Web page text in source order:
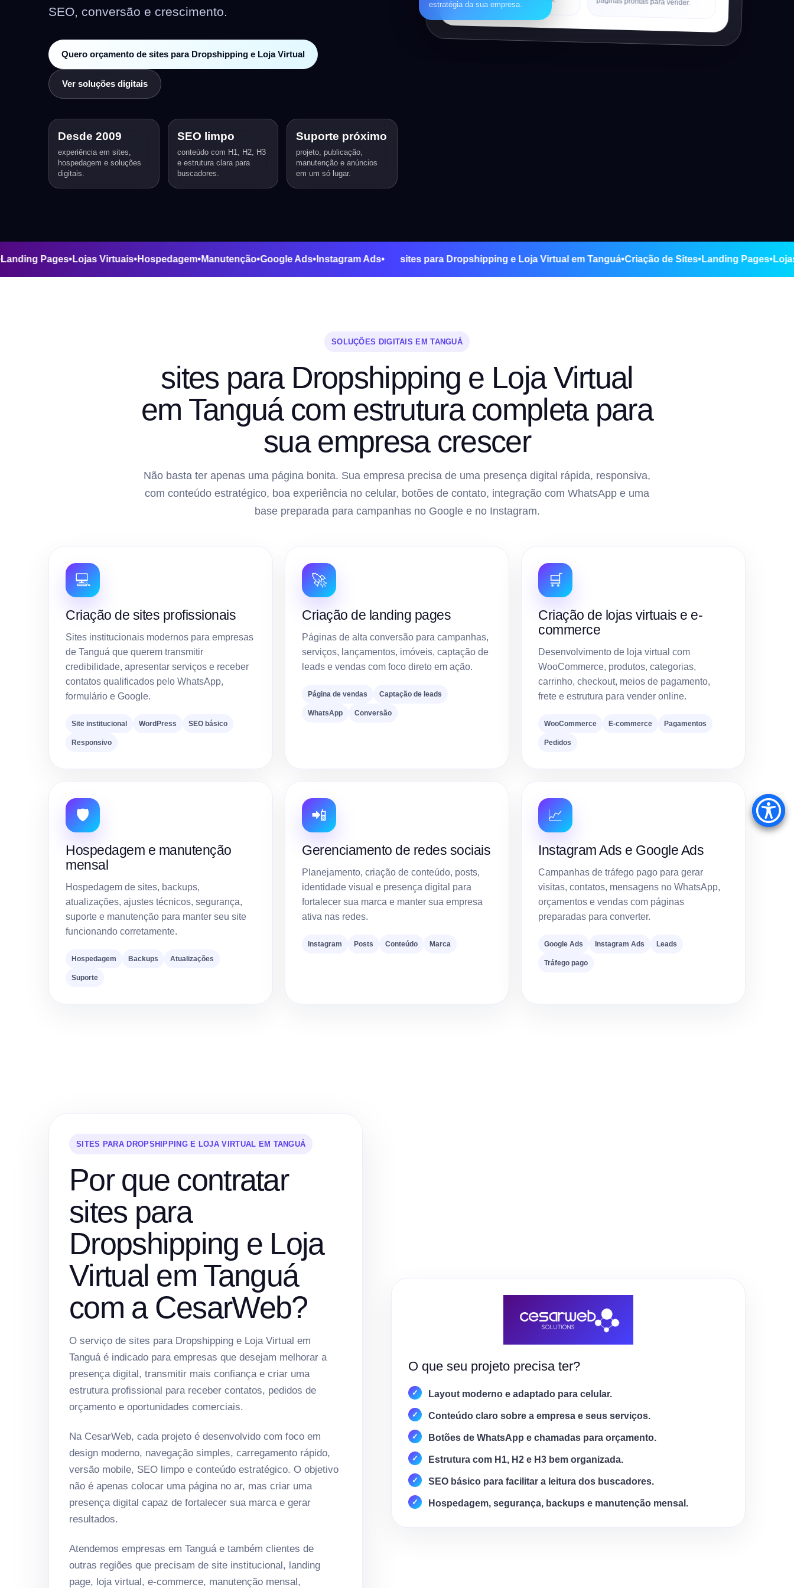
SEO, conversão e crescimento.
Quero orçamento de sites para Dropshipping e Loja Virtual
Ver soluções digitais
Desde 2009
experiência em sites,
hospedagem e soluções
digitais.
SEO limpo
conteúdo com H1, H2, H3
e estrutura clara para
buscadores.
Suporte próximo
projeto, publicação,
manutenção e anúncios
em um só lugar.
estratégia da sua empresa.
Sites•Landing Pages •Lojas Virtuais•Hospedagem•Manutenção •Google Ads•Instagram Ads• sites para Dropshipping e Loja Virtual em Tanguá•Criação de Sites•Landing
SOLUÇÕES DIGITAIS EM TANGUÁ
sites para Dropshipping e Loja Virtual
em Tanguá com estrutura completa para
sua empresa crescer
Não basta ter apenas uma página bonita. Sua empresa precisa de uma presença digital rápida, responsiva,
com conteúdo estratégico, boa experiência no celular, botões de contato, integração com WhatsApp e uma
base preparada para campanhas no Google e no Instagram.
💻
Criação de sites profissionais
Sites institucionais modernos para empresas
de Tanguá que querem transmitir
credibilidade, apresentar serviços e receber
contatos qualificados pelo WhatsApp,
formulário e Google.
Site institucional WordPress SEO básico
Responsivo
🚀
Criação de landing pages
Páginas de alta conversão para campanhas,
serviços, lançamentos, imóveis, captação de
leads e vendas com foco direto em ação.
Página de vendas Captação de leads
WhatsApp Conversão
🛒
Criação de lojas virtuais e e-
commerce
Desenvolvimento de loja virtual com
WooCommerce, produtos, categorias,
carrinho, checkout, meios de pagamento,
frete e estrutura para vender online.
WooCommerce E-commerce Pagamentos
Pedidos
🛡️
Hospedagem e manutenção
mensal
Hospedagem de sites, backups,
atualizações, ajustes técnicos, segurança,
suporte e manutenção para manter seu site
funcionando corretamente.
Hospedagem Backups Atualizações
Suporte
📲
Gerenciamento de redes sociais
Planejamento, criação de conteúdo, posts,
identidade visual e presença digital para
fortalecer sua marca e manter sua empresa
ativa nas redes.
Instagram Posts Conteúdo Marca
📈
Instagram Ads e Google Ads
Campanhas de tráfego pago para gerar
visitas, contatos, mensagens no WhatsApp,
orçamentos e vendas com páginas
preparadas para converter.
Google Ads Instagram Ads Leads
Tráfego pago
SITES PARA DROPSHIPPING E LOJA VIRTUAL EM TANGUÁ
Por que contratar
sites para
Dropshipping e Loja
Virtual em Tanguá
com a CesarWeb?
O serviço de sites para Dropshipping e Loja Virtual em
Tanguá é indicado para empresas que desejam melhorar a
presença digital, transmitir mais confiança e criar uma
estrutura profissional para receber contatos, pedidos de
orçamento e oportunidades comerciais.
Na CesarWeb, cada projeto é desenvolvido com foco em
design moderno, navegação simples, carregamento rápido,
versão mobile, SEO limpo e conteúdo estratégico. O objetivo
não é apenas colocar uma página no ar, mas criar uma
presença digital capaz de fortalecer sua marca e gerar
resultados.
Atendemos empresas em Tanguá e também clientes de
outras regiões que precisam de site institucional, landing
page, loja virtual, e-commerce, manutenção mensal,
O que seu projeto precisa ter?
Layout moderno e adaptado para celular.
Conteúdo claro sobre a empresa e seus serviços.
Botões de WhatsApp e chamadas para orçamento.
Estrutura com H1, H2 e H3 bem organizada.
SEO básico para facilitar a leitura dos buscadores.
Hospedagem, segurança, backups e manutenção mensal.